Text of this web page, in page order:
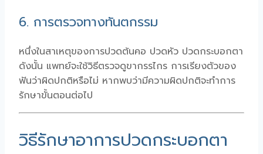
6. การตรวจทางทันตกรรม
หนึ่งในสาเหตุของการปวดต้นคอ ปวดหัว ปวดกระบอกตา
ดังนั้น แพทย์จะใช้วิธีตรวจดูขากรรไกร การเรียงตัวของ
ฟันว่าผิดปกติหรือไม่ หากพบว่ามีความผิดปกติจะทำการ
รักษาขั้นตอนต่อไป
วิธีรักษาอาการปวดกระบอกตา